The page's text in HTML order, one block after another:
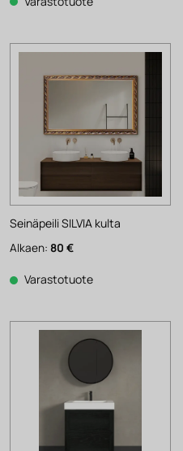
791 €.
Seinäpeili SILVIA kulta
Alkaen: 80 €
Varastotuote